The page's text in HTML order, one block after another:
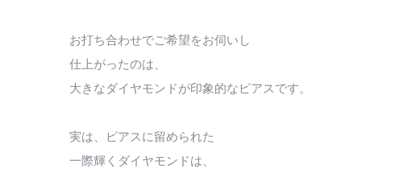
お打ち合わせでご希望をお伺いし
仕上がったのは、
大きなダイヤモンドが印象的なピアスです。
実は、ピアスに留められた
一際輝くダイヤモンドは、